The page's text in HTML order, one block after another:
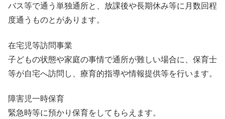
バス等で通う単独通所と、放課後や長期休み等に月数回程
度通うものとがあります。
在宅児等訪問事業
子どもの状態や家庭の事情で通所が難しい場合に、保育士
等が自宅へ訪問し、療育的指導や情報提供等を行います。
障害児一時保育
緊急時等に預かり保育をしてもらえます。